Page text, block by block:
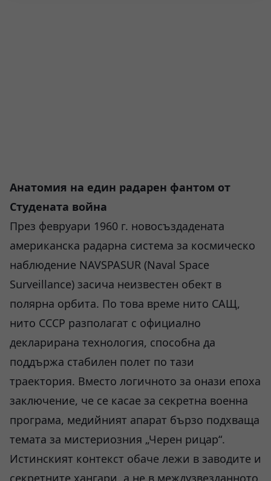
Анатомия на един радарен фантом от
Студената война
През февруари 1960 г. новосъздадената
американска радарна система за космическо
наблюдение NAVSPASUR (Naval Space
Surveillance) засича неизвестен обект в
полярна орбита. По това време нито САЩ,
нито СССР разполагат с официално
декларирана технология, способна да
поддържа стабилен полет по тази
траектория. Вместо логичното за онази епоха
заключение, че се касае за секретна военна
програма, медийният апарат бързо подхваща
темата за мистериозния „Черен рицар“.
Истинският контекст обаче лежи в заводите и
секретните хангари, а не в междузвезданното